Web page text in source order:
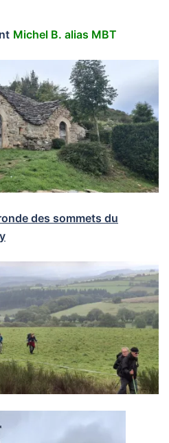
Michel B. alias MBT
des sommets du